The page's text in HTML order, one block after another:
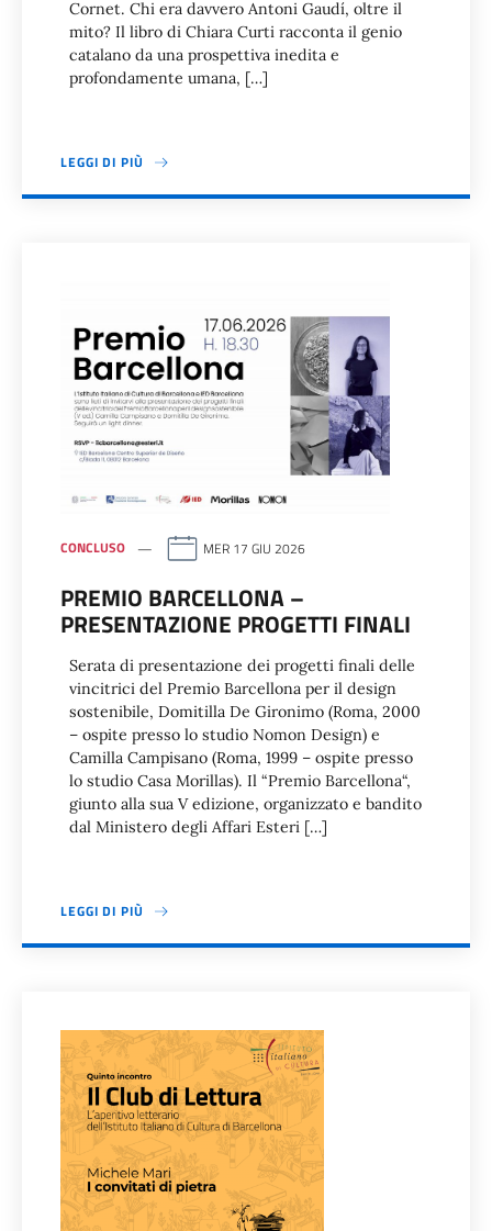
Cornet. Chi era davvero Antoni Gaudí, oltre il
mito? Il libro di Chiara Curti racconta il genio
catalano da una prospettiva inedita e
profondamente umana, […]
LEGGI DI PIÙ
CONCLUSO MER 17 GIU 2026
PREMIO BARCELLONA –
PRESENTAZIONE PROGETTI FINALI
Serata di presentazione dei progetti finali delle
vincitrici del Premio Barcellona per il design
sostenibile, Domitilla De Gironimo (Roma, 2000
– ospite presso lo studio Nomon Design) e
Camilla Campisano (Roma, 1999 – ospite presso
lo studio Casa Morillas). Il “Premio Barcellona“,
giunto alla sua V edizione, organizzato e bandito
dal Ministero degli Affari Esteri […]
LEGGI DI PIÙ